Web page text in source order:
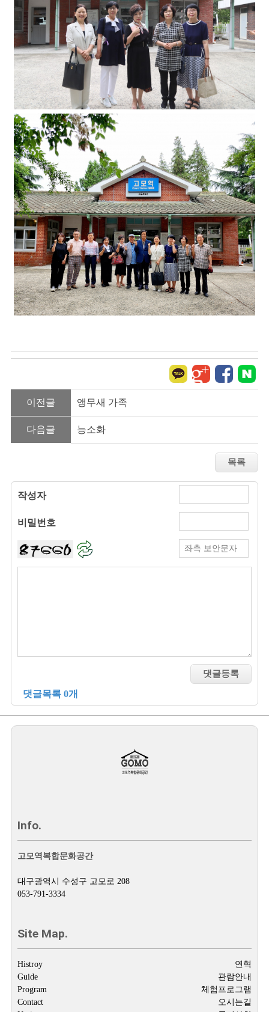
이전글 앵무새 가족
다음글 능소화
작성자
비밀번호
댓글목록 0개
Info.
고모역복합문화공간
대구광역시 수성구 고모로 208
053-791-3334
Site Map.
Histroy
연혁
Guide
관람안내
Program
체험프로그램
Contact
오시는길